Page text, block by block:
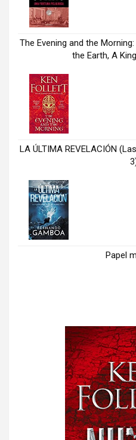
The Evening and the
the Earth, A
LA ÚLTIMA REVELACIÓN
Papel